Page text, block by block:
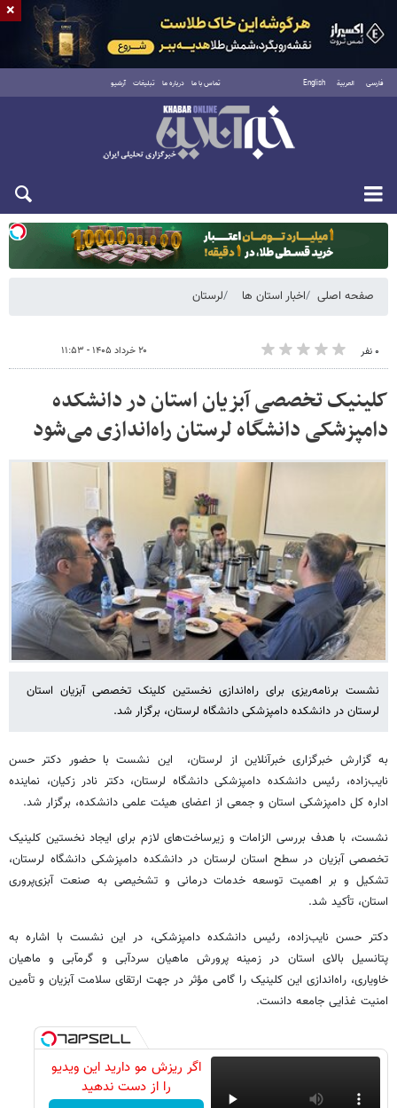
فارسی العربية English تماس با ما درباره ما تبلیغات آرشیو
دوشنبه ۱۹ مرداد ۱۴۰۵
صفحه اصلی اخبار استان ها لرستان
۰ نفر ۲۰ خرداد ۱۴۰۵ - ۱۱:۵۳
کلینیک تخصصی آبزیان استان در دانشکده
دامپزشکی دانشگاه لرستان راه‌اندازی می‌شود
نشست برنامه‌ریزی برای راه‌اندازی نخستین کلینک تخصصی آبزیان استان
لرستان در دانشکده دامپزشکی دانشگاه لرستان، برگزار شد.
به گزارش خبرگزاری خبرآنلاین از لرستان، این نشست با حضور دکتر حسن
نایب‌زاده، رئیس دانشکده دامپزشکی دانشگاه لرستان، دکتر نادر زکیان، نماینده
اداره کل دامپزشکی استان و جمعی از اعضای هیئت علمی دانشکده، برگزار شد.
نشست، با هدف بررسی الزامات و زیرساخت‌های لازم برای ایجاد نخستین کلینیک
تخصصی آبزیان در سطح استان لرستان در دانشکده دامپزشکی دانشگاه لرستان،
تشکیل و بر اهمیت توسعه خدمات درمانی و تشخیصی به صنعت آبزی‌پروری
استان، تأکید شد.
دکتر حسن نایب‌زاده، رئیس دانشکده دامپزشکی، در این نشست با اشاره به
پتانسیل بالای استان در زمینه پرورش ماهیان سردآبی و گرمآبی و ماهیان
خاویاری، راه‌اندازی این کلینیک را گامی مؤثر در جهت ارتقای سلامت آبزیان و تأمین
امنیت غذایی جامعه دانست.
اگر ریزش مو دارید این ویدیو
را از دست ندهید
×